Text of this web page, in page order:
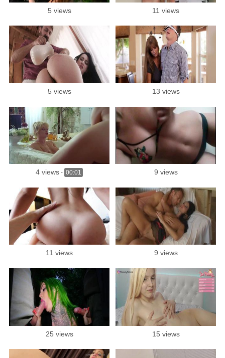
5 views 11 views
5 views 13 views
4 views - 00:01 9 views
11 views 9 views
25 views 15 views